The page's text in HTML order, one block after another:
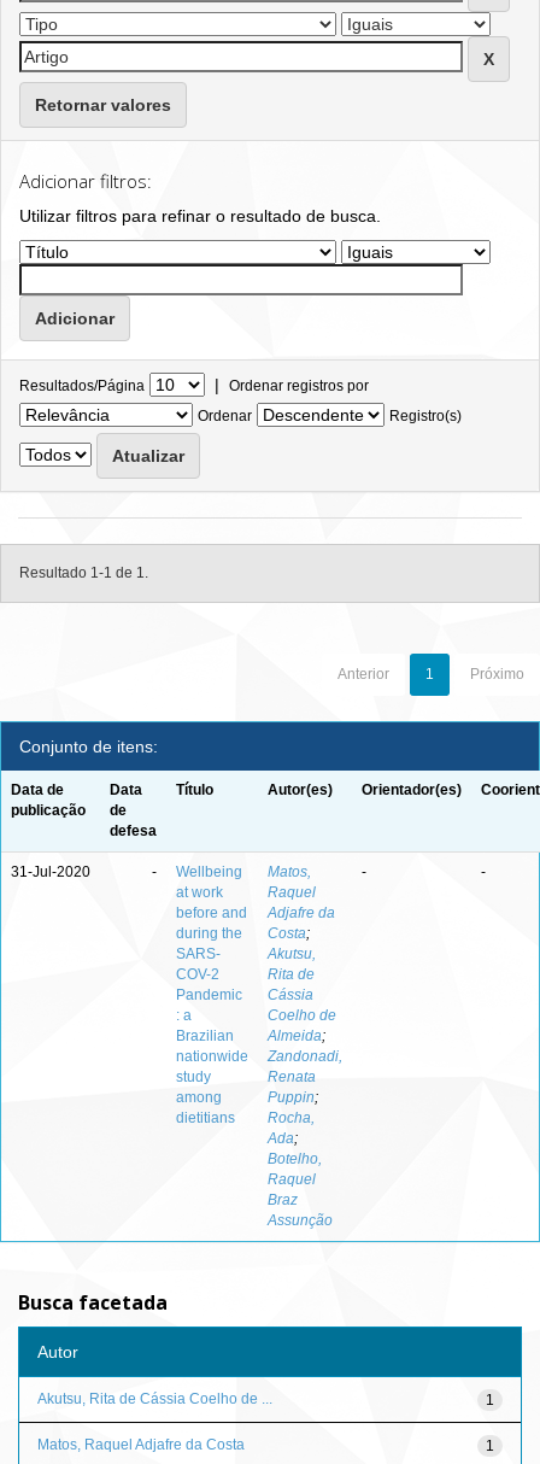
Retornar valores
Adicionar filtros:
Utilizar filtros para refinar o resultado de busca.
Resultados/Página | Ordenar registros por
Ordenar
Registro(s)
Resultado 1-1 de 1.
Anterior 1 Próximo
Conjunto de itens:
Data de
publicação
Data
de
defesa
Título Autor(es) Orientador(es)
31-Jul-2020 -
Wellbeing
at work
before and
during the
SARS-
COV-2
Pandemic
: a
Brazilian
nationwide
study
among
dietitians
Matos,
Raquel
Adjafre da
Costa;
Akutsu,
Rita de
Cássia
Coelho de
Almeida;
Zandonadi,
Renata
Puppin;
Rocha,
Ada;
Botelho,
Raquel
Braz
Assunção
- -
Busca facetada
Autor
1
Akutsu, Rita de Cássia Coelho de ...
1
Matos, Raquel Adjafre da Costa